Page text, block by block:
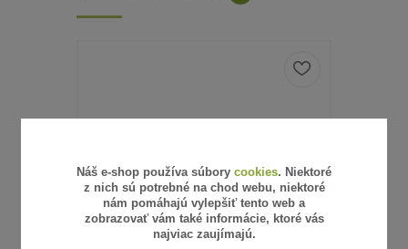
Náš e-shop používa súbory cookies. Niektoré
z nich sú potrebné na chod webu, niektoré
nám pomáhajú vylepšiť tento web a
zobrazovať vám také informácie, ktoré vás
najviac zaujímajú.